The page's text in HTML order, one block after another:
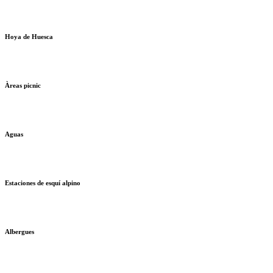
Hoya de Huesca
Àreas picnic
Aguas
Estaciones de esquí alpino
Albergues